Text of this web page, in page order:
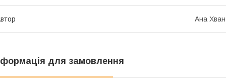
Ана Хван
для замовлення